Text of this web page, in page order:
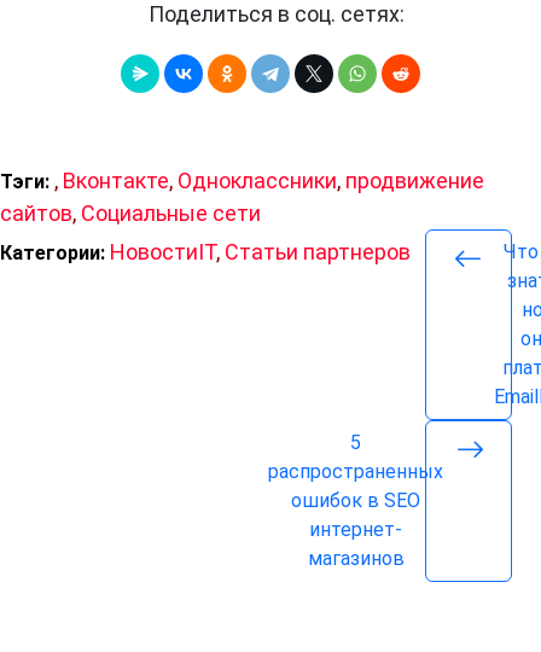
Поделиться в соц. сетях:
Тэги: , Вконтакте, Одноклассники, продвижение
сайтов, Социальные сети
Категории: НовостиIT, Статьи партнеров
5
распространенных
ошибок в SEO
интернет-
магазинов